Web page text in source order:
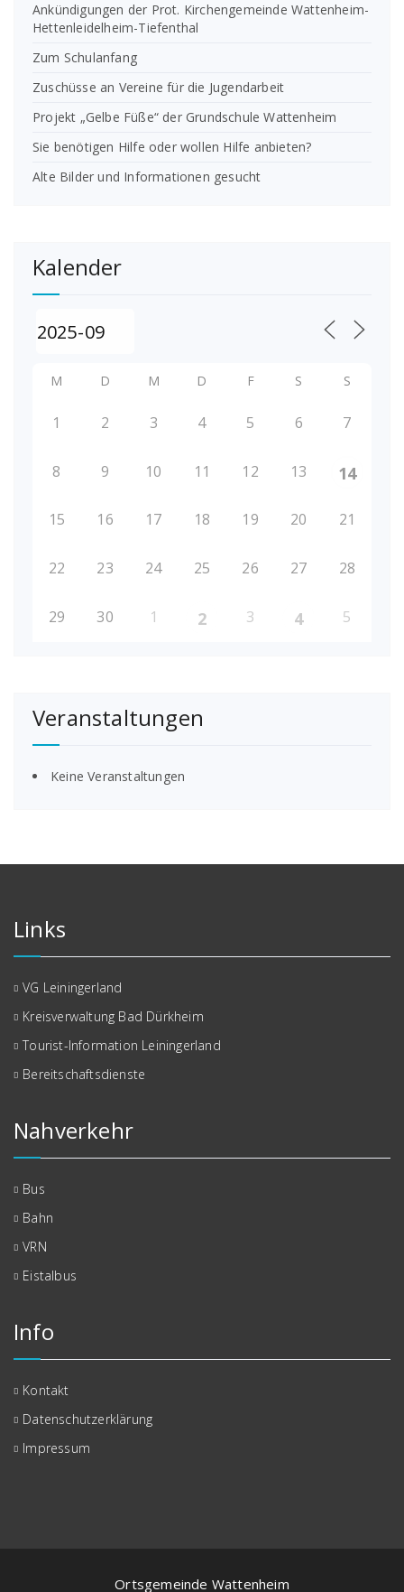
Ankündigungen der Prot. Kirchengemeinde Wattenheim-
Hettenleidelheim-Tiefenthal
Zum Schulanfang
Zuschüsse an Vereine für die Jugendarbeit
Projekt „Gelbe Füße“ der Grundschule Wattenheim
Sie benötigen Hilfe oder wollen Hilfe anbieten?
Alte Bilder und Informationen gesucht
Kalender
M D M D F S S
1 2 3 4 5 6 7
8 9 10 11 12 13 14
15 16 17 18 19 20 21
22 23 24 25 26 27 28
29 30 1 2 3 4 5
Veranstaltungen
Keine Veranstaltungen
Links
VG Leiningerland
Kreisverwaltung Bad Dürkheim
Tourist-Information Leiningerland
Bereitschaftsdienste
Nahverkehr
Bus
Bahn
VRN
Eistalbus
Info
Kontakt
Datenschutzerklärung
Impressum
Ortsgemeinde Wattenheim